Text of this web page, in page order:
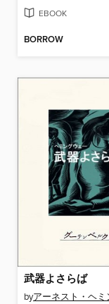
EBOOK
BORROW
武器よさらば
by